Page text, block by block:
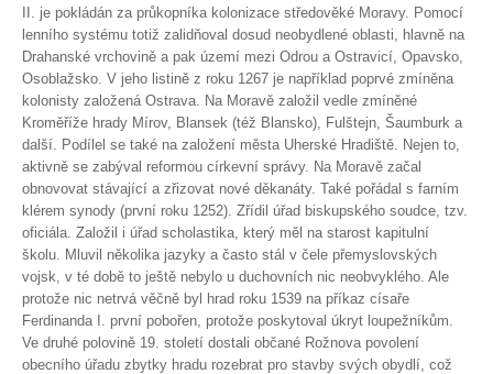
II. je pokládán za průkopníka kolonizace středověké Moravy. Pomocí
lenního systému totiž zalidňoval dosud neobydlené oblasti, hlavně na
Drahanské vrchovině a pak území mezi Odrou a Ostravicí, Opavsko,
Osoblažsko. V jeho listině z roku 1267 je například poprvé zmíněna
kolonisty založená Ostrava. Na Moravě založil vedle zmíněné
Kroměříže hrady Mírov, Blansek (též Blansko), Fulštejn, Šaumburk a
další. Podílel se také na založení města Uherské Hradiště. Nejen to,
aktivně se zabýval reformou církevní správy. Na Moravě začal
obnovovat stávající a zřizovat nové děkanáty. Také pořádal s farním
klérem synody (první roku 1252). Zřídil úřad biskupského soudce, tzv.
oficiála. Založil i úřad scholastika, který měl na starost kapitulní
školu. Mluvil několika jazyky a často stál v čele přemyslovských
vojsk, v té době to ještě nebylo u duchovních nic neobvyklého. Ale
protože nic netrvá věčně byl hrad roku 1539 na příkaz císaře
Ferdinanda I. první pobořen, protože poskytoval úkryt loupežníkům.
Ve druhé polovině 19. století dostali občané Rožnova povolení
obecního úřadu zbytky hradu rozebrat pro stavby svých obydlí, což